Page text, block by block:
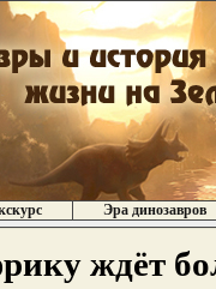
Эра динозавров
ждёт